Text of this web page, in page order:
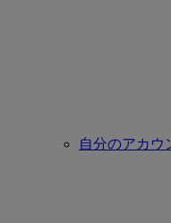
自分のアカウ